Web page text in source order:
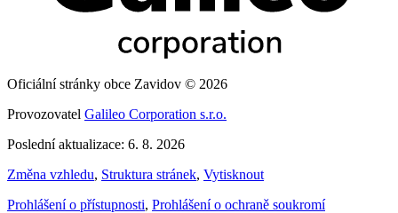
Oficiální stránky obce Zavidov © 2026
Provozovatel Galileo Corporation s.r.o.
Poslední aktualizace: 6. 8. 2026
Změna vzhledu, Struktura stránek, Vytisknout
Prohlášení o přístupnosti, Prohlášení o ochraně soukromí